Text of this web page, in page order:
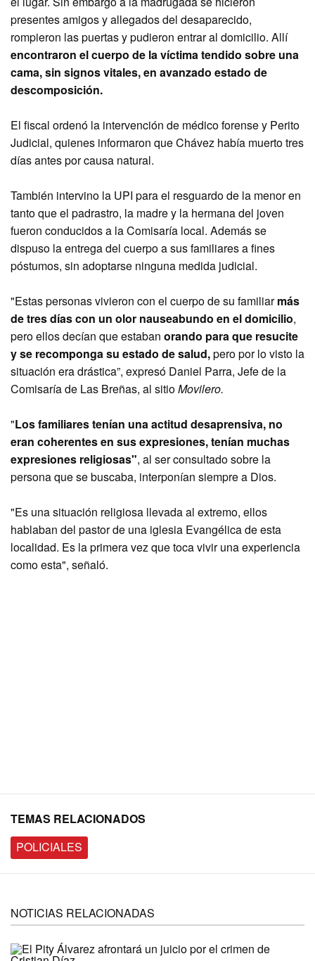
presentes amigos y allegados del desaparecido,
rompieron las puertas y pudieron entrar al domicilio. Allí
encontraron el cuerpo de la víctima tendido sobre una
cama, sin signos vitales, en avanzado estado de
descomposición.
El fiscal ordenó la intervención de médico forense y Perito
Judicial, quienes informaron que Chávez había muerto tres
días antes por causa natural.
También intervino la UPI para el resguardo de la menor en
tanto que el padrastro, la madre y la hermana del joven
fueron conducidos a la Comisaría local. Además se
dispuso la entrega del cuerpo a sus familiares a fines
póstumos, sin adoptarse ninguna medida judicial.
"Estas personas vivieron con el cuerpo de su familiarmás
de tres días con un olor nauseabundo en el domicilio,
pero ellos decían que estaban orando para que resucite
y se recomponga su estado de salud,pero por lo visto la
situación era drástica”, expresó Daniel Parra, Jefe de la
Comisaría de Las Breñas, al sitioMovilero.
"Los familiares tenían una actitud desaprensiva, no
eran coherentes en sus expresiones, tenían muchas
expresiones religiosas", al ser consultado sobre la
persona que se buscaba, interponían siempre a Dios.
"Es una situación religiosa llevada al extremo, ellos
hablaban del pastor de una iglesia Evangélica de esta
localidad. Es la primera vez que toca vivir una experiencia
como esta", señaló.
TEMAS RELACIONADOS
POLICIALES
NOTICIAS RELACIONADAS